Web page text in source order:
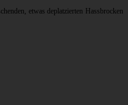
etwas deplatzierten Hassbrocken